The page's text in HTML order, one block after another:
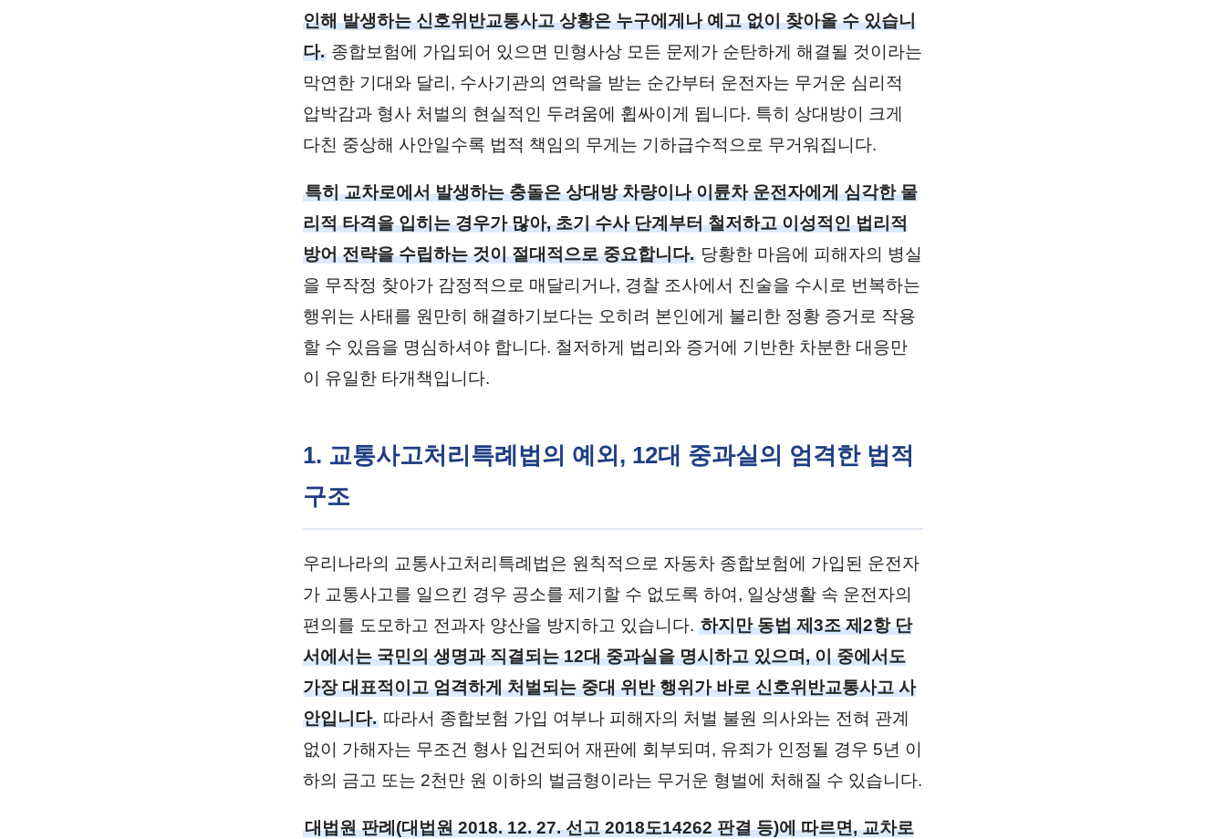
인해 발생하는 신호위반교통사고 상황은 누구에게나 예고 없이 찾아올 수 있습니
다. 종합보험에 가입되어 있으면 민형사상 모든 문제가 순탄하게 해결될 것이라는
막연한 기대와 달리, 수사기관의 연락을 받는 순간부터 운전자는 무거운 심리적
압박감과 형사 처벌의 현실적인 두려움에 휩싸이게 됩니다. 특히 상대방이 크게
다친 중상해 사안일수록 법적 책임의 무게는 기하급수적으로 무거워집니다.
특히 교차로에서 발생하는 충돌은 상대방 차량이나 이륜차 운전자에게 심각한 물
리적 타격을 입히는 경우가 많아, 초기 수사 단계부터 철저하고 이성적인 법리적
방어 전략을 수립하는 것이 절대적으로 중요합니다. 당황한 마음에 피해자의 병실
을 무작정 찾아가 감정적으로 매달리거나, 경찰 조사에서 진술을 수시로 번복하는
행위는 사태를 원만히 해결하기보다는 오히려 본인에게 불리한 정황 증거로 작용
할 수 있음을 명심하셔야 합니다. 철저하게 법리와 증거에 기반한 차분한 대응만
이 유일한 타개책입니다.
1. 교통사고처리특례법의 예외, 12대 중과실의 엄격한 법적
구조
우리나라의 교통사고처리특례법은 원칙적으로 자동차 종합보험에 가입된 운전자
가 교통사고를 일으킨 경우 공소를 제기할 수 없도록 하여, 일상생활 속 운전자의
편의를 도모하고 전과자 양산을 방지하고 있습니다. 하지만 동법 제3조 제2항 단
서에서는 국민의 생명과 직결되는 12대 중과실을 명시하고 있으며, 이 중에서도
가장 대표적이고 엄격하게 처벌되는 중대 위반 행위가 바로 신호위반교통사고 사
안입니다. 따라서 종합보험 가입 여부나 피해자의 처벌 불원 의사와는 전혀 관계
없이 가해자는 무조건 형사 입건되어 재판에 회부되며, 유죄가 인정될 경우 5년 이
하의 금고 또는 2천만 원 이하의 벌금형이라는 무거운 형벌에 처해질 수 있습니다.
대법원 판례(대법원 2018. 12. 27. 선고 2018도14262 판결 등)에 따르면, 교차로